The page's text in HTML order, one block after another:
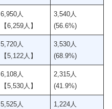
6,950人
【6,259人】
3,540人
(56.6%)
5,720人
【5,122人】
3,530人
(68.9%)
6,108人
【5,530人】
2,315人
(41.9%)
5,525人
1,224人